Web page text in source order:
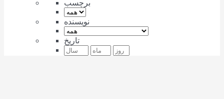
برچسب
نویسنده
تاریخ